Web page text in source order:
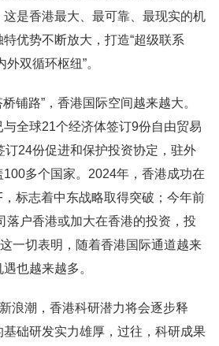
是香港最大、最可靠、最现实的机
优势不断放大，打造“超级联系
外双循环枢纽”。
路”，香港国际空间越来越大。
全球21个经济体签订9份自由贸易
订24份促进和保护投资协定，驻外
多个国家。2024年，香港成功在
标志着中东战略取得突破；今年前
落户香港或加大在香港的投资，投
一切表明，随着香港国际通道越来
也越来越多。
潮，香港科研潜力将会逐步释
础研发实力雄厚，过往，科研成果